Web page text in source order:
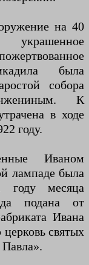
на 40
была
собора
К
в ходе
году.
Иваном
лампаде была
году месяца
подана от
Ивана
святых